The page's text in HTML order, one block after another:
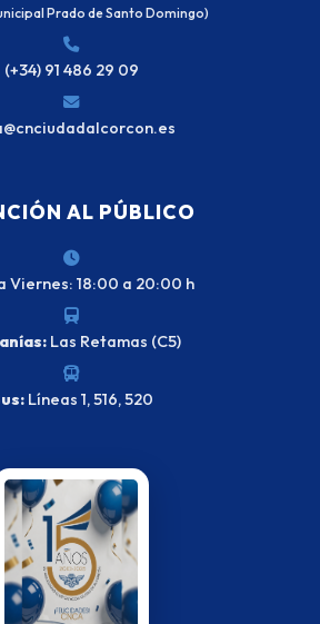
Prado de Santo Domingo)
(+34) 91 486 29 09
AL PÚBLICO
Viernes: 18:00 a 20:00 h
Las Retamas (C5)
Líneas 1, 516, 520